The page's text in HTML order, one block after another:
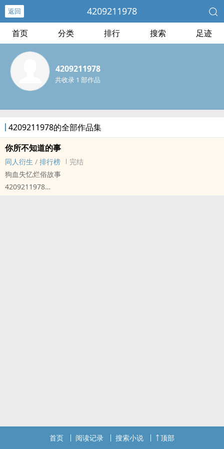
返回 4209211978
首页 分类 排行 搜索 足迹
4209211978
共收录 1 部作品
4209211978的全部作品集
你所不知道的事
‍‌‎同‎‌人‎衍生 / 排行榜
完结
狗血失忆烂俗故事
4209211978
首页 阅读记录 搜索小说 顶部